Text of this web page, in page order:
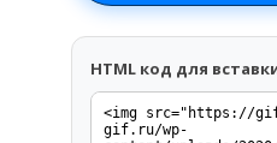
HTML код для